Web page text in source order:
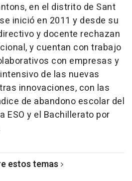
en el distrito de Sant
inició en 2011 y desde su
y docente rechazan
y cuentan con trabajo
con empresas y
de las nuevas
innovaciones, con las
de abandono escolar del
ESO y el Bachillerato por
estos temas